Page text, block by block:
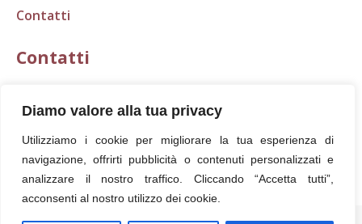
Diamo valore alla tua privacy
Utilizziamo i cookie per migliorare la tua esperienza di
navigazione, offrirti pubblicità o contenuti personalizzati e
analizzare il nostro traffico. Cliccando “Accetta tutti”,
acconsenti al nostro utilizzo dei cookie.
Contatti
Contatti
Tel.: 0583 316401
Fax: 0583 418368
Scudo S.r.l. - Viale San Concordio, 81 - 55100 Lucca